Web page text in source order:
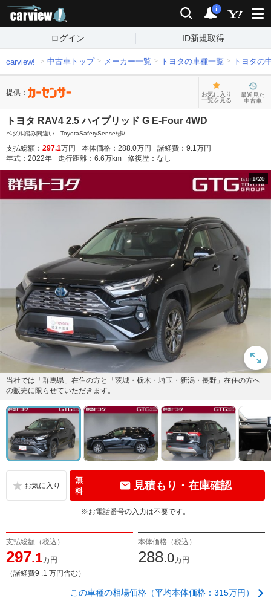
検索 通知
i
ログイン ID新規取得
carview! 中古車トップ メーカー一覧 トヨタの車種一覧 トヨタの
提供：
お気に入り
一覧を見る
最近見た
中古車
トヨタ RAV4 2.5 ハイブリッド G E-Four 4WD
ペダル踏み間違い ToyotaSafetySense/歩/
支払総額： 297.1万円 本体価格： 288.0万円 諸経費： 9.1万円
年式： 2022年 走行距離： 6.6万km 修復歴： なし
1/20
当社では「群馬県」在住の方と「茨城・栃木・埼玉・新潟・長野」在住の方へ
の販売に限らせていただきます。
無
料
見積もり・在庫確認
※お電話番号の入力は不要です。
支払総額（税込）
297.1万円
（諸経費9 .1 万円含む）
本体価格（税込）
288.0万円
この車種の相場価格（平均本体価格：315万円）